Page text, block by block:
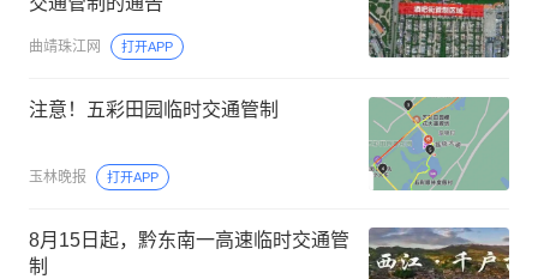
曲靖珠江网 打开APP
注意！五彩田园临时交通管制
玉林晚报 打开APP
8月15日起，黔东南一高速临时交通管
制